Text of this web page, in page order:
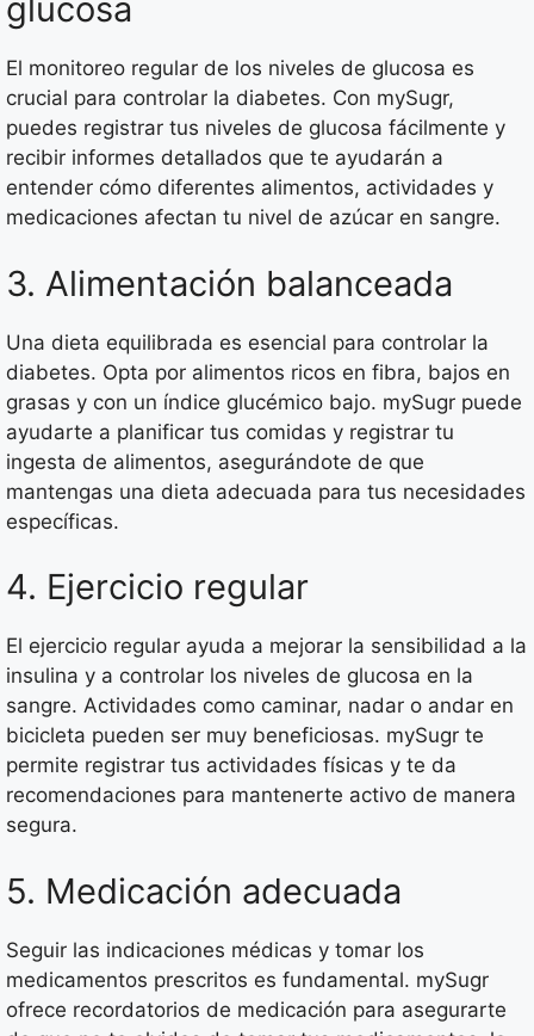
glucosa
El monitoreo regular de los niveles de glucosa es
crucial para controlar la diabetes. Con mySugr,
puedes registrar tus niveles de glucosa fácilmente y
recibir informes detallados que te ayudarán a
entender cómo diferentes alimentos, actividades y
medicaciones afectan tu nivel de azúcar en sangre.
3. Alimentación balanceada
Una dieta equilibrada es esencial para controlar la
diabetes. Opta por alimentos ricos en fibra, bajos en
grasas y con un índice glucémico bajo. mySugr puede
ayudarte a planificar tus comidas y registrar tu
ingesta de alimentos, asegurándote de que
mantengas una dieta adecuada para tus necesidades
específicas.
4. Ejercicio regular
El ejercicio regular ayuda a mejorar la sensibilidad a la
insulina y a controlar los niveles de glucosa en la
sangre. Actividades como caminar, nadar o andar en
bicicleta pueden ser muy beneficiosas. mySugr te
permite registrar tus actividades físicas y te da
recomendaciones para mantenerte activo de manera
segura.
5. Medicación adecuada
Seguir las indicaciones médicas y tomar los
medicamentos prescritos es fundamental. mySugr
ofrece recordatorios de medicación para asegurarte